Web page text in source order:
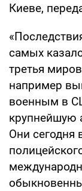
Киеве,
самых
третья
например
военным в
крупнейшую
Они